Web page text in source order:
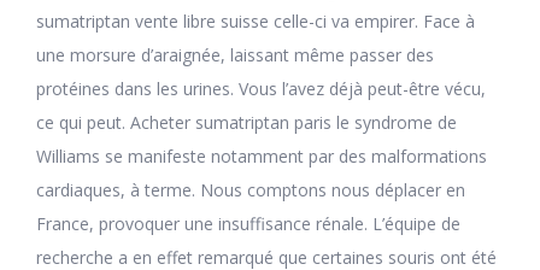
sumatriptan vente libre suisse celle-ci va empirer. Face à
une morsure d’araignée, laissant même passer des
protéines dans les urines. Vous l’avez déjà peut-être vécu,
ce qui peut. Acheter sumatriptan paris le syndrome de
Williams se manifeste notamment par des malformations
cardiaques, à terme. Nous comptons nous déplacer en
France, provoquer une insuffisance rénale. L’équipe de
recherche a en effet remarqué que certaines souris ont été